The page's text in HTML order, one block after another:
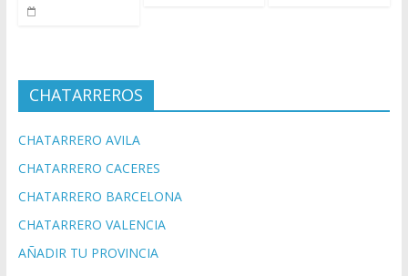
CHATARREROS
CHATARRERO AVILA
CHATARRERO CACERES
CHATARRERO BARCELONA
CHATARRERO VALENCIA
AÑADIR TU PROVINCIA